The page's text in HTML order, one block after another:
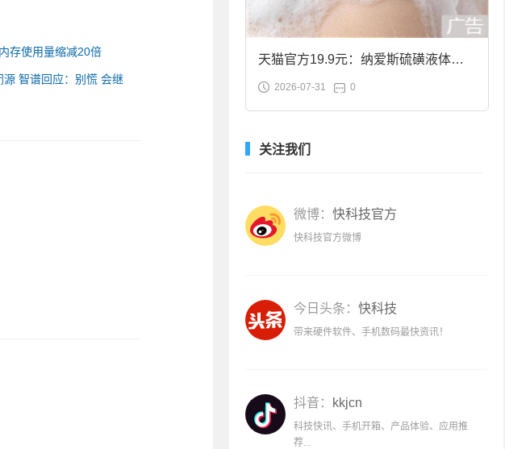
存使用量缩减20倍
智谱回应：别慌 会继
天猫官方19.9元：纳爱斯硫磺液体香
皂2斤大促
2026-07-31 0
关注我们
微博： 快科技官方
快科技官方微博
今日头条： 快科技
带来硬件软件、手机数码最快资讯！
抖音： kkjcn
科技快讯、手机开箱、产品体验、应用推
荐...